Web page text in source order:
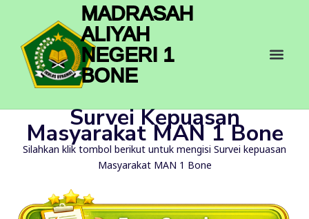
content
MADRASAH
ALIYAH
NEGERI 1
BONE
Survei Kepuasan
Masyarakat MAN 1 Bone
Silahkan klik tombol berikut untuk mengisi Survei kepuasan
Masyarakat MAN 1 Bone